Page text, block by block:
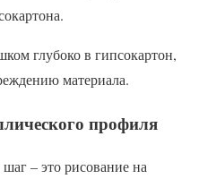
глубоко в гипсокартон,
материала.
профиля
– это рисование на